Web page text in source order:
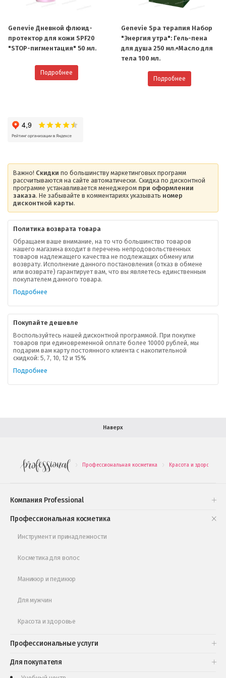
Genevie Дневной флюид-
протектор для кожи SPF20
"STOP-пигментация" 50 мл.
Подробнее
Genevie Spa терапия Набор
"Энергия утра": Гель-пена
для душа 250 мл.+Масло для
тела 100 мл.
Подробнее
Важно! Скидки по большинству маркетинговых программ
рассчитываются на сайте автоматически. Скидка по дисконтной
программе устанавливается менеджером при оформлении
заказа. Не забывайте в комментариях указывать номер
дисконтной карты.
Политика возврата товара
Обращаем ваше внимание, на то что большинство товаров
нашего магазина входит в перечень непродовольственных
товаров надлежащего качества не подлежащих обмену или
возврату. Исполнение данного постановления (отказ в обмене
или возврате) гарантирует вам, что вы являетесь единственным
покупателем данного товара.
Подробнее
Покупайте дешевле
Воспользуйтесь нашей дисконтной программой. При покупке
товаров при единовременной оплате более 10000 рублей, мы
подарим вам карту постоянного клиента с накопительной
скидкой: 5, 7, 10, 12 и 15%
Подробнее
Наверх
. Профессиональная косметика . Красота и здоровье
Компания Professional
О компании
Ваша скидка
Контактная информация
В помощь покупателю
Форма обратной связи
Профессиональная косметика
Инструмент и принадлежности
Косметика для волос
Маникюр и педикюр
Для мужчин
Красота и здоровье
Профессиональные услуги
Для покупателя
Подарочные наборы
Обучающее видео